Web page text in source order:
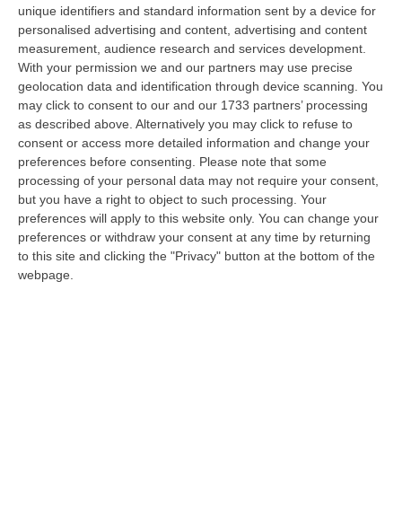
unique identifiers and standard information sent by a device for
personalised advertising and content, advertising and content
measurement, audience research and services development.
With your permission we and our partners may use precise
geolocation data and identification through device scanning. You
may click to consent to our and our 1733 partners’ processing
as described above. Alternatively you may click to refuse to
consent or access more detailed information and change your
preferences before consenting.
Please note that some
processing of your personal data may not require your consent,
but you have a right to object to such processing. Your
preferences will apply to this website only. You can change your
preferences or withdraw your consent at any time by returning
to this site and clicking the "Privacy" button at the bottom of the
webpage.
Ias Scura, autisti in sciopero per
rivendicare «il diritto a essere pagati per i
servizi aggiuntivi»
Contrattazione aziendale e lavoro
accessorio, oggi 10 ore di stop nell’ennesima
mobilitazione promossa da Filt Cgil e Faisa
Cisal
Pubblicato il: 08/01/24 – 19:41